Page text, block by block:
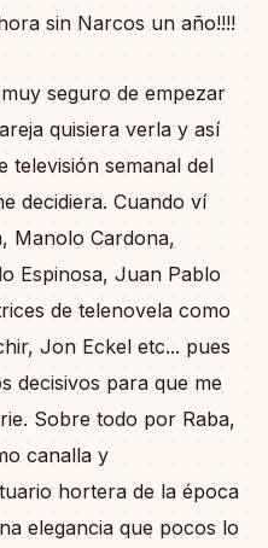
sin Narcos un año!!!!
seguro de empezar
quisiera verla y así
televisión semanal del
decidiera. Cuando ví
Manolo Cardona,
Espinosa, Juan Pablo
de telenovela como
Jon Eckel etc... pues
decisivos para que me
Sobre todo por Raba,
canalla y
hortera de la época
elegancia que pocos lo